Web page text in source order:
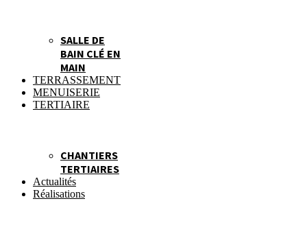
SALLE DE
BAIN CLÉ EN
MAIN
TERRASSEMENT
MENUISERIE
TERTIAIRE
CHANTIERS
TERTIAIRES
Actualités
Réalisations